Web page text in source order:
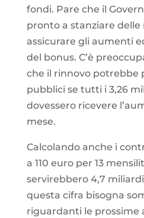
fondi. Pare che il
pronto a stanziare delle
assicurare gli aumenti
del bonus. C’è
che il rinnovo potrebbe
pubblici se tutti i 3,26
dovessero ricevere
mese.
Calcolando anche i
a 110 euro per 13
servirebbero 4,7
questa cifra bisogna
riguardanti le prossime